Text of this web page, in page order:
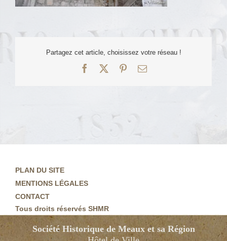
Partagez cet article, choisissez votre réseau !
Facebook PinterestEmail
PLAN DU SITE
MENTIONS LÉGALES
CONTACT
Tous droits réservés SHMR
Société Historique de Meaux et sa Région